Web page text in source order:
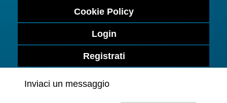
Cookie Policy
Login
Registrati
Inviaci un messaggio